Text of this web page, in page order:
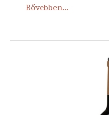
Bővebben...